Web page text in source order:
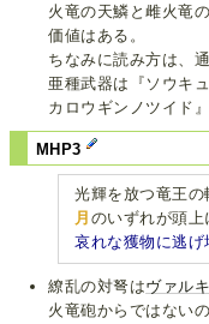
火竜の天鱗と雌火竜
価値はある。
ちなみに読み方は、
亜種武器は『ソウキ
カロウギンノツイド』
MHP3
光輝を放つ竜王の
月 のいずれが頭上
哀れな獲物に逃げ
繚乱の対弩はヴァル
火竜砲からではないの